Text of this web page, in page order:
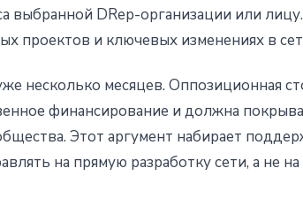
выбранной DRep-организации или
проектов и ключевых изменениях в
несколько месяцев. Оппозиционная
финансирование и должна
Этот аргумент набирает
на прямую разработку сети, а не